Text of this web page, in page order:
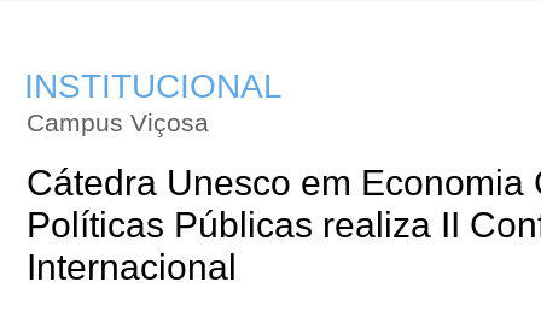
INSTITUCIONAL
Campus Viçosa
Cátedra Unesco em Economia
Políticas Públicas realiza II
Internacional